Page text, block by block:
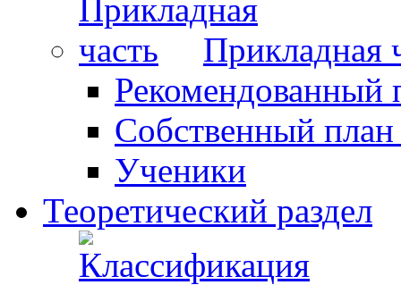
Прикладная
Рекомендованный
Собственный
Ученики
Теоретический раздел